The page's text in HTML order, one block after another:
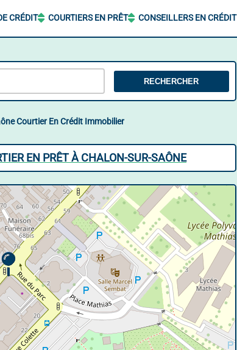
CRÉDIT COURTIERS EN PRÊT CONSEILLERS EN CRÉDIT
RECHERCHER
Courtier En Crédit Immobilier
EN PRÊT À CHALON-SUR-SAÔNE